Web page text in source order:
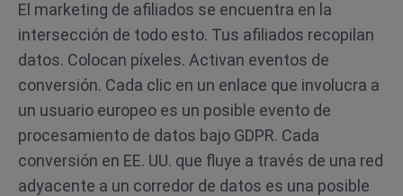
El marketing de afiliados se encuentra en la
intersección de todo esto. Tus afiliados recopilan
datos. Colocan píxeles. Activan eventos de
conversión. Cada clic en un enlace que involucra a
un usuario europeo es un posible evento de
procesamiento de datos bajo GDPR. Cada
conversión en EE. UU. que fluye a través de una red
adyacente a un corredor de datos es una posible